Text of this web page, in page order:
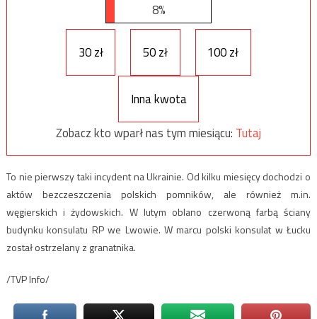
8%
30 zł 50 zł 100 zł
Inna kwota
Zobacz kto wparł nas tym miesiącu: Tutaj
To nie pierwszy taki incydent na Ukrainie. Od kilku miesięcy dochodzi o
aktów bezczeszczenia polskich pomników, ale również m.in.
węgierskich i żydowskich. W lutym oblano czerwoną farbą ściany
budynku konsulatu RP we Lwowie. W marcu polski konsulat w Łucku
został ostrzelany z granatnika.
/TVP Info/